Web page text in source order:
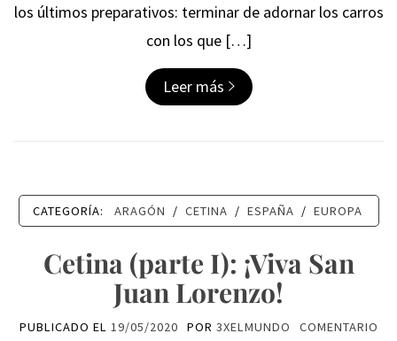
los últimos preparativos: terminar de adornar los carros
con los que […]
Leer más
CATEGORÍA: ARAGÓN / CETINA / ESPAÑA / EUROPA
Cetina (parte I): ¡Viva San
Juan Lorenzo!
PUBLICADO EL 19/05/2020 POR 3XELMUNDO COMENTARIO